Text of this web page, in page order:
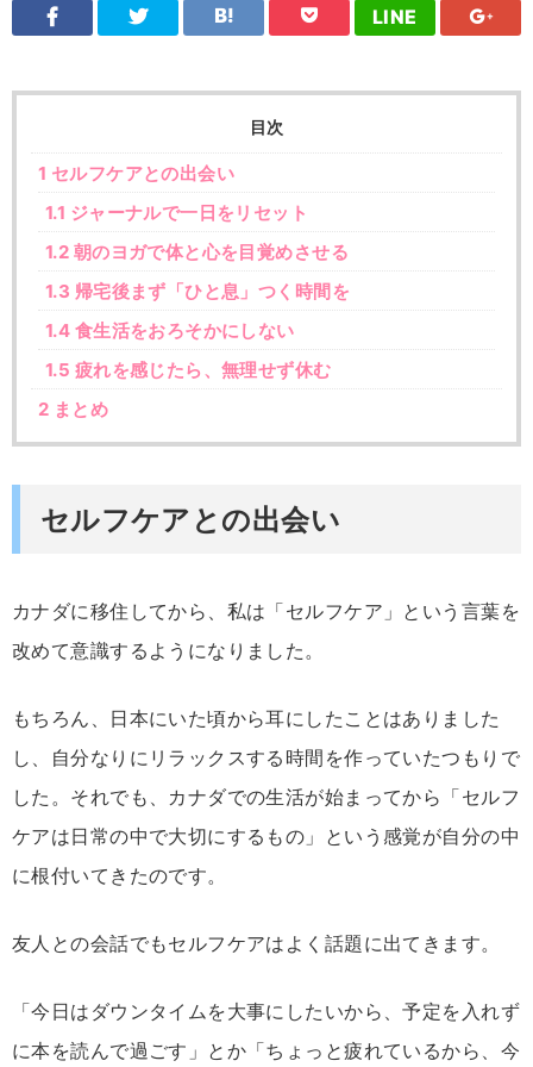
LINE
目次
1 セルフケアとの出会い
1.1 ジャーナルで一日をリセット
1.2 朝のヨガで体と心を目覚めさせる
1.3 帰宅後まず「ひと息」つく時間を
1.4 食生活をおろそかにしない
1.5 疲れを感じたら、無理せず休む
2 まとめ
セルフケアとの出会い
カナダに移住 してから、 私は「セルフケア」 という 言葉を
改めて意識する よう になり ま した。
もちろん、 日本にいた頃から耳に した こと はありま した
し、
自分なり に リラックスする 時間 を作っていたつもり で
した。それでも、 カナダでの生活が始ま ってから「セルフ
ケアは日常の中で大切にする もの」 という感覚が自分の中
に根付いて きたのです。
友人 との会話でもセルフケアは よく 話題に出て き ます。
「今日は ダウンタイムを大事に した いから、予定を 入れず
に本 を読んで過ごす」 とか「ちょっと疲れているから、 今